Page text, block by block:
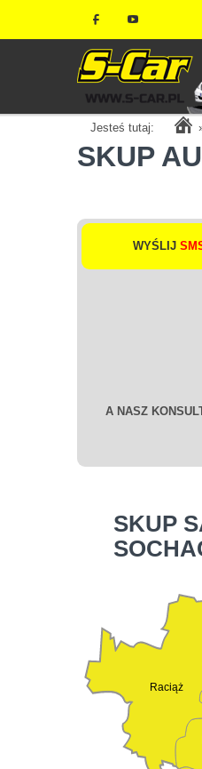
Jesteś tutaj:
SKUP
WYŚLIJ
A NASZ
SKUP
Raciąż